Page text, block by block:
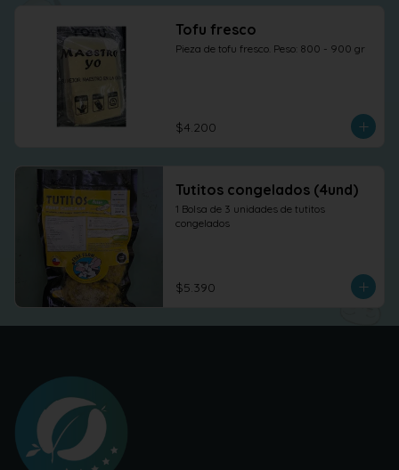
Tofu fresco
Pieza de tofu fresco. Peso: 800 - 900 gr
$4.200
Tutitos congelados (4und)
1 Bolsa de 3 unidades de tutitos
congelados
$5.390